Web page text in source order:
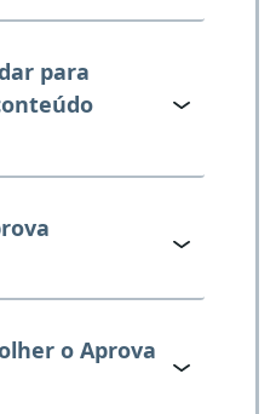
para
o Aprova